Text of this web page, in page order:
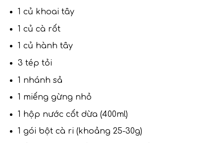
1 củ khoai tây
1 củ cà rốt
1 củ hành tây
3 tép tỏi
1 nhánh sả
1 miếng gừng nhỏ
1 hộp nước cốt dừa (400ml)
1 gói bột cà ri (khoảng 25-30g)